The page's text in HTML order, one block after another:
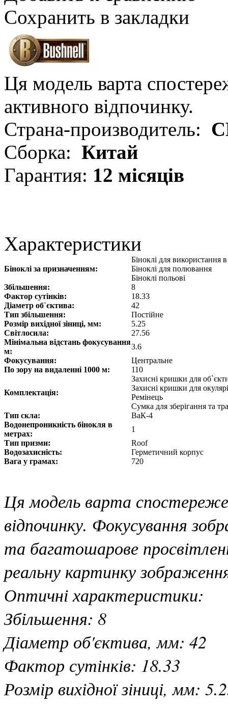
Сохранить в закладки
Ця модель варта
активного відпочинку.
Страна-производитель:
Сборка: Китай
Гарантия: 12 місяців
Характеристики
Біноклі за призначенням:
Біноклі для використання
Біноклі для полювання
Біноклі польові
Збільшення:
8
Фактор сутінків:
18.33
Діаметр об`єктива:
42
Тип збільшення:
Постійне
Розмір вихідної зіниці, мм:
5.25
Світлосила:
27.56
Мінімальна відстань фокусування
м:
3.6
Фокусування:
Центральне
По зору на видаленні 1000 м:
110
Комплектація:
Захисні кришки для
Захисні кришки для
Ремінець
Сумка для зберігання та
Тип скла:
ВаК-4
Водонепроникність бінокля в
метрах:
1
Тип призми:
Roof
Водозахисність:
Герметичний корпус
Вага у грамах:
720
Ця модель варта
відпочинку. Фокусування
та багатошарове
реальну картинку
Оптичні характеристики:
Збільшення: 8
Діаметр об'єктива, мм: 42
Фактор сутінків: 18.33
Розмір вихідної зіниці, мм: